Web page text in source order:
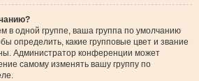
в одной группе, ваша группа по умолчанию
определить, какие групповые цвет и звание
Администратор конференции может
самому изменять вашу группу по